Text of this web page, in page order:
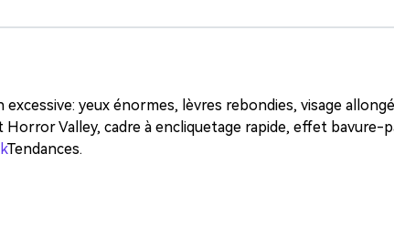
excessive: yeux énormes, lèvres rebondies, visage
Horror Valley, cadre à encliquetage rapide, effet bavure-
Tendances.
à